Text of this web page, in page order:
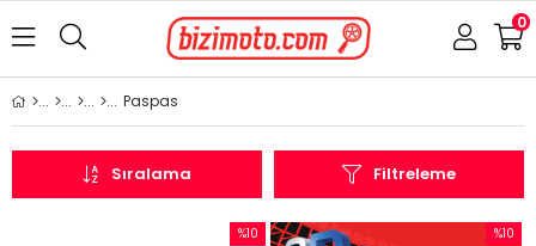
0
Paspas
Filtreleme
Sıralama
%10
%10